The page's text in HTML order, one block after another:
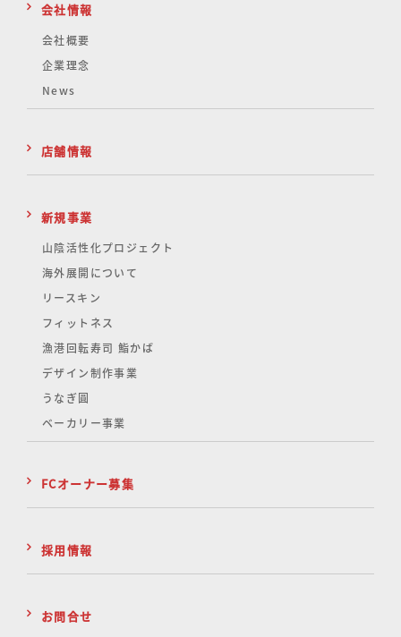
会社情報
会社概要
企業理念
News
店舗情報
新規事業
山陰活性化プロジェクト
海外展開について
リースキン
フィットネス
漁港回転寿司 鮨かば
デザイン制作事業
うなぎ圓
ベーカリー事業
FCオーナー募集
採用情報
お問合せ